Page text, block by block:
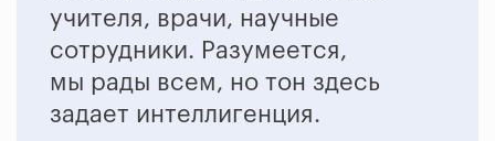
учителя, врачи, научные
сотрудники. Разумеется,
мы рады всем, но тон здесь
задает интеллигенция.